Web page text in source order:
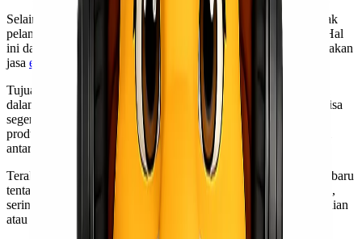
Selain itu, unboxing juga berfungsi sebagai alat promosi. Banyak
pelanggan yang membagikan momen tersebut di media sosial. Hal
ini dapat menarik perhatian lebih banyak orang untuk menggunakan
jasa ekspedisi cargo
tertentu atau mencoba produk baru.
Tujuan lainnya adalah untuk memastikan bahwa barang sampai
dalam kondisi baik. Dengan melakukan unboxing, pelanggan bisa
segera memeriksa apakah ada kerusakan atau kekurangan pada
produk yang diterima. Ini membantu meningkatkan transparansi
antara penyedia layanan dan konsumen.
Terakhir, unboxing juga menjadi sarana edukasi bagi pengguna baru
tentang cara penggunaan suatu produk. Saat membuka kemasan,
sering kali terdapat informasi tambahan seperti petunjuk pemakaian
atau garansi.